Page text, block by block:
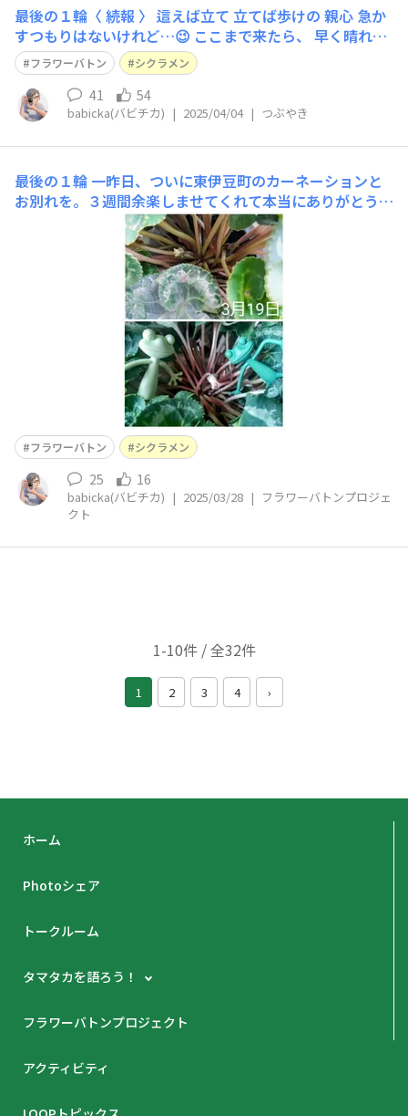
最後の１輪〈 続報 〉 這えば立て 立てば歩けの 親心 急か
すつもりはないけれど…😉 ここまで来たら、 早く晴れ姿
を見せておくれ🙏
フラワーバトン シクラメン
41 54
babicka(バビチカ) | 2025/04/04 | つぶやき
最後の１輪 一昨日、ついに東伊豆町のカーネーションと
お別れを。３週間余楽しませてくれて本当にありがとう💕
寂しいなぁと思っていたら、今朝、シクラメンバトンちゃ
んの最後の１輪が、なんとか開いてくれそうな気配❗️頑張
れ～‼️ところで、植栽スタッフさんに質問です。葉は相変
わらず次々出てきてくれているけれど、生えるがまま
フラワーバトン シクラメン
25 16
babicka(バビチカ) | 2025/03/28 | フラワーバトンプロジェ
クト
1-10件 / 全32件
1 2 3 4 ›
ホーム
Photoシェア
トークルーム
タマタカを語ろう！
フラワーバトンプロジェクト
アクティビティ